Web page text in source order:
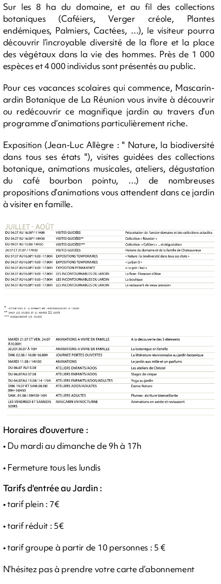
Sur les 8 ha du domaine, et au fil des collections
botaniques (Caféiers, Verger créole, Plantes
endémiques, Palmiers, Cactées, …), le visiteur pourra
découvrir l’incroyable diversité de la flore et la place
des végétaux dans la vie des hommes. Près de 1 000
espèces et 4 000 individus sont présentés au public.
Pour ces vacances scolaires qui commence, Mascarin-
ardin Botanique de La Réunion vous invite à découvrir
ou redécouvrir ce magnifique jardin au travers d’un
programme d’animations particulièrement riche.
Exposition (Jean-Luc Allègre : " Nature, la biodiversité
dans tous ses états "), visites guidées des collections
botanique, animations musicales, ateliers, dégustation
du café bourbon pointu, …) de nombreuses
propositions d’animations vous attendent dans ce jardin
à visiter en famille.
Horaires d'ouverture :
• Du mardi au dimanche de 9h à 17h
• Fermeture tous les lundis
Tarifs d'entrée au Jardin :
• tarif plein : 7€
• tarif réduit : 5€
• tarif groupe à partir de 10 personnes : 5 €
N’hésitez pas à prendre votre carte d’abonnement